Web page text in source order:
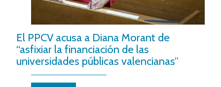
El PPCV acusa a Diana Morant de
“asfixiar la financiación de las
universidades públicas valencianas”